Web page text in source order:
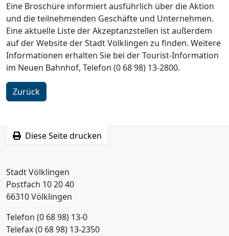
Eine Broschüre informiert ausführlich über die Aktion
und die teilnehmenden Geschäfte und Unternehmen.
Eine aktuelle Liste der Akzeptanzstellen ist außerdem
auf der Website der Stadt Völklingen zu finden. Weitere
Informationen erhalten Sie bei der Tourist-Information
im Neuen Bahnhof, Telefon (0 68 98) 13-2800.
Zurück
Diese Seite drucken
Stadt Völklingen
Postfach 10 20 40
66310 Völklingen
Telefon (0 68 98) 13-0
Telefax (0 68 98) 13-2350